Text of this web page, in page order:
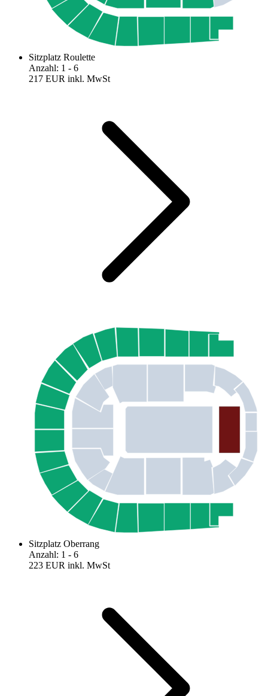
Sitzplatz Roulette
Anzahl: 1 - 6
217 EUR inkl. MwSt
Sitzplatz Oberrang
Anzahl: 1 - 6
223 EUR inkl. MwSt